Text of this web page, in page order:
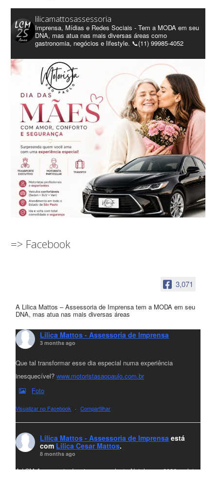
lilicamattosassessoria
Imprensa, Mídias e Redes Sociais - Tem a MODA em seu
DNA, mas atua nas mais diversas áreas como
gastronomia, negócios e lifestyle. 📞(11) 99985-4052
=> Facebook
3,071
A Lilica Mattos – Assessoria de Imprensa tem a MODA em seu
DNA, mas atua nas mais diversas áreas
Lilica Mattos - Assessoria de Imprensa
3 months ago
Que tal transformar esse dia especial numa experiência
inesquecível?www.motoristasaopaulo.com.br
Foto
Visualizar no Facebook · Compartilhar
Lilica Mattos - Assessoria de Imprensa está
com Lilica Cesar Mattos.
8 months ago
A LCM Assessoria deseja um excelente Natal e um 2026 repleto